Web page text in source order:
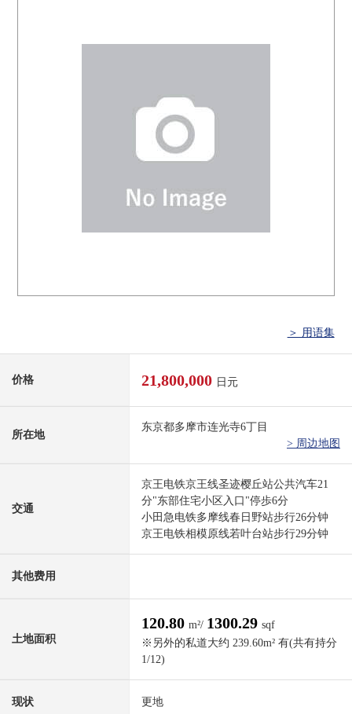
＞ 用语集
价格 21,800,000 日元
所在地
东京都多摩市连光寺6丁目
> 周边地图
交通
京王电铁京王线圣迹樱丘站公共汽车21
分"东部住宅小区入口"停歩6分
小田急电铁多摩线春日野站步行26分钟
京王电铁相模原线若叶台站步行29分钟
其他费用
土地面积
120.80 m²/ 1300.29 sqf
※另外的私道大约 239.60m² 有(共有持分
1/12)
现状 更地